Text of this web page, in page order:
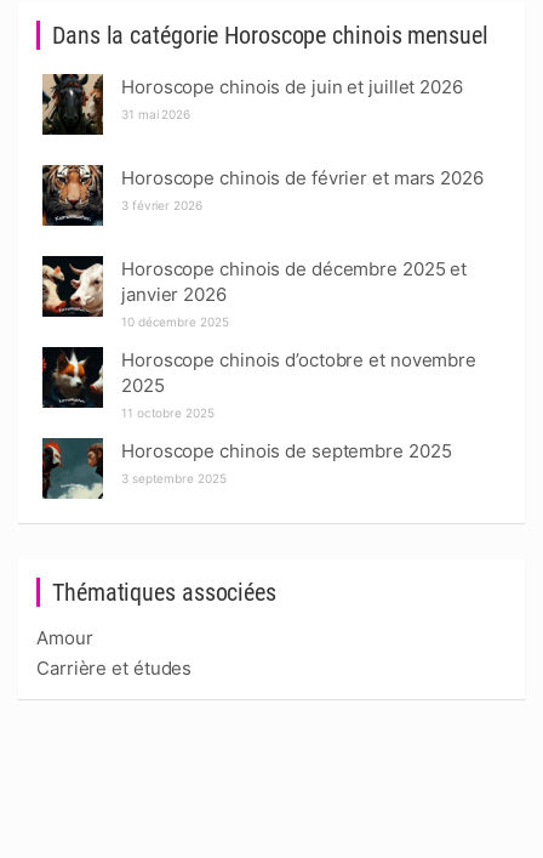
Thématiques associées
Amour
Carrière et études
Dans la catégorie Horoscope chinois mensuel
Horoscope chinois de juin et juillet 2026
31 mai 2026
Horoscope chinois de février et mars 2026
3 février 2026
Horoscope chinois de décembre 2025 et
janvier 2026
10 décembre 2025
Horoscope chinois d’octobre et novembre
2025
11 octobre 2025
Horoscope chinois de septembre 2025
3 septembre 2025